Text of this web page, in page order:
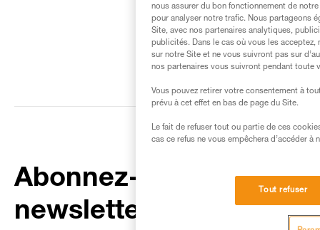
Abonnez-vous à la
newsletter
nous assurer du bon fonctionnement de
pour analyser notre trafic. Nous partageons
Site, avec nos partenaires analytiques,
publicités. Dans le cas où vous les
sur notre Site et ne vous suivront pas sur
nos partenaires vous suivront pendant toute
Vous pouvez retirer votre consentement à
prévu à cet effet en bas de page du Site.
Le fait de refuser tout ou partie de ces
cas ce refus ne vous empêchera d’accéder à
Tout refuser